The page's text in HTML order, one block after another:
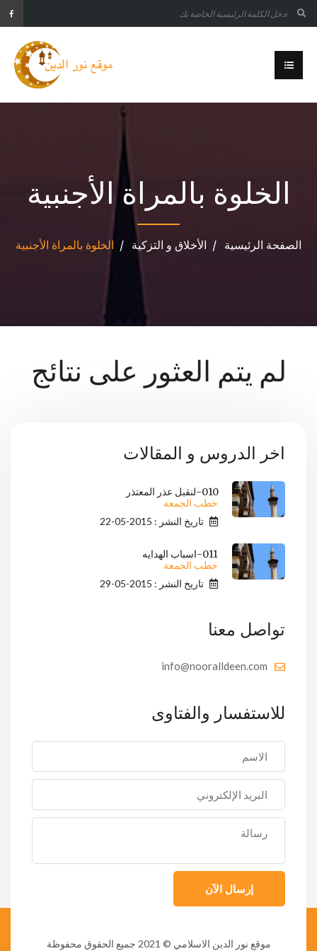
الخلوة بالمراة الأجنبية
الصفحة الرئيسية الأخلاق و التزكية الخلوة بالمراة الأجنبية
لم يتم العثور على نتائج
اخر الدروس و المقالات
010-لنقبل عذر المعتذر
خطب الجمعة
تاريخ النشر : 2015-05-22
011-اسباب الهدايه
خطب الجمعة
تاريخ النشر : 2015-05-29
تواصل معنا
info@nooralldeen.com
للاستفسار والفتاوى
إرسال الآن
موقع نور الدين الاسلامي © 2021 جميع الحقوق محفوظة